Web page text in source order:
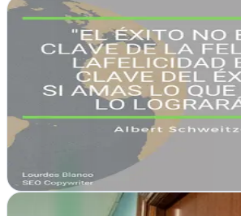
Diseño Web Bilbao |
Blanco
Bilbao, Vizcaya
Diseños web a medida en Bilbao que
clientes.
Ver fichacompleta